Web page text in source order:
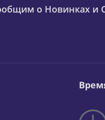
о Новинках и